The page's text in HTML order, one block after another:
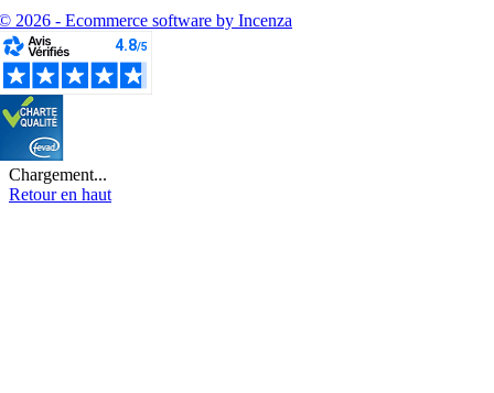
2026 - Ecommerce software by Incenza
Chargement...
Retour en haut